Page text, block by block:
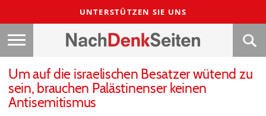
UNTERSTÜTZEN SIE UNS
Um auf die israelischen Besatzer wütend zu
sein, brauchen Palästinenser keinen
Antisemitismus